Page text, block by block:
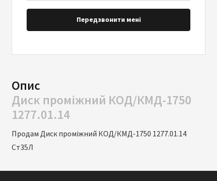
Передзвонити мені
Опис
Диск проміжний КОД/КМД-1750
1277.01.14
Продам Диск проміжний КОД/КМД-1750 1277.01.14
Ст35Л